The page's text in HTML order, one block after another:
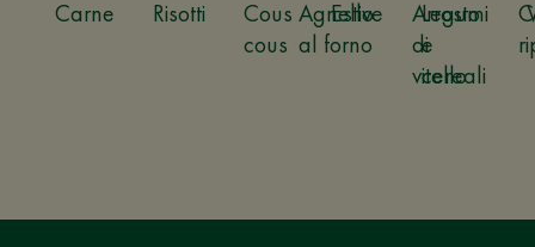
Carne Risotti
Cous
cous
Estive
Legumi
e
cereali
Agnello
al forno
Arrosto
di
vitello